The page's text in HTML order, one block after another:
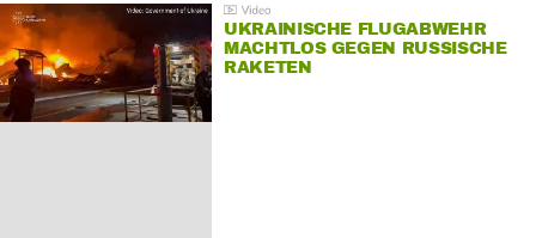
UKRAINISCHE FLUGABWEHR
MACHTLOS GEGEN RUSSISCHE
RAKETEN